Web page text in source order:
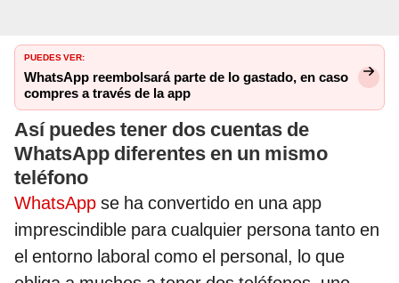
PUEDES VER:
WhatsApp reembolsará parte de lo gastado, en caso
compres a través de la app
Así puedes tener dos cuentas de
WhatsApp diferentes en un mismo
teléfono
WhatsApp se ha convertido en una app
imprescindible para cualquier persona tanto en
el entorno laboral como el personal, lo que